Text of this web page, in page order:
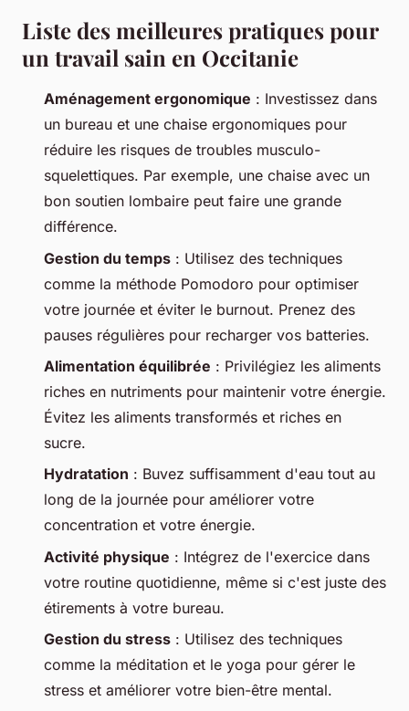
Liste des meilleures pratiques pour
un travail sain en Occitanie
Aménagement ergonomique : Investissez dans
un bureau et une chaise ergonomiques pour
réduire les risques de troubles musculo-
squelettiques. Par exemple, une chaise avec un
bon soutien lombaire peut faire une grande
différence.
Gestion du temps : Utilisez des techniques
comme la méthode Pomodoro pour optimiser
votre journée et éviter le burnout. Prenez des
pauses régulières pour recharger vos batteries.
Alimentation équilibrée : Privilégiez les aliments
riches en nutriments pour maintenir votre énergie.
Évitez les aliments transformés et riches en
sucre.
Hydratation : Buvez suffisamment d'eau tout au
long de la journée pour améliorer votre
concentration et votre énergie.
Activité physique : Intégrez de l'exercice dans
votre routine quotidienne, même si c'est juste des
étirements à votre bureau.
Gestion du stress : Utilisez des techniques
comme la méditation et le yoga pour gérer le
stress et améliorer votre bien-être mental.